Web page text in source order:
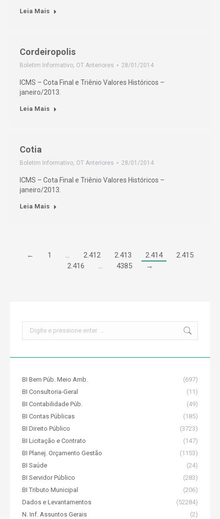
Leia Mais
Cordeiropolis
Boletim Informativo, OT Anteriores 28/01/2014
ICMS – Cota Final e Triênio Valores Históricos –
janeiro/2013.
Leia Mais
Cotia
Boletim Informativo, OT Anteriores 28/01/2014
ICMS – Cota Final e Triênio Valores Históricos –
janeiro/2013.
Leia Mais
← 1 … 2.412 2.413 2.414
2.415
2.416
… 4385 →
BI Bem Púb. Meio Amb.
(697)
BI Consultoria-Geral
(11)
BI Contabilidade Púb.
(49)
BI Contas Públicas
(185)
BI Direito Público
(3723)
BI Licitação e Contrato
(147)
BI Planej. Orçamento Gestão
(1153)
BI Saúde
(24)
BI Servidor Público
(283)
BI Tributo Municipal
(206)
Dados e Levantamentos
(52284)
N. Inf. Assuntos Gerais
(2)